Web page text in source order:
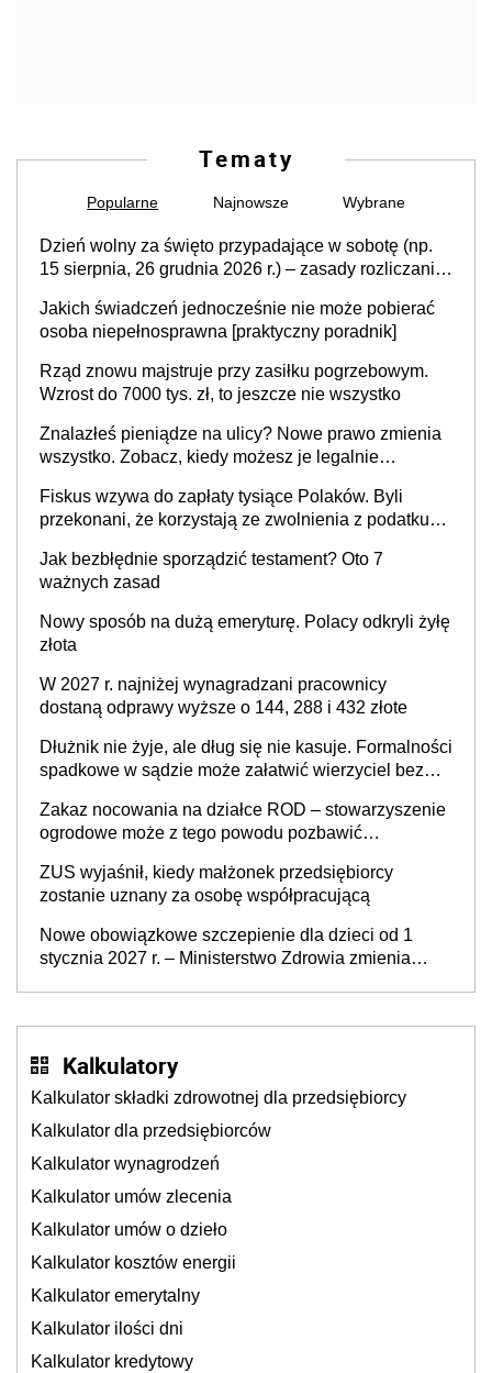
Tematy
Popularne Najnowsze Wybrane
Dzień wolny za święto przypadające w sobotę (np.
15 sierpnia, 26 grudnia 2026 r.) – zasady rozliczania
i administracja publiczna), najczęstsze pytania
Jakich świadczeń jednocześnie nie może pobierać
osoba niepełnosprawna [praktyczny poradnik]
Rząd znowu majstruje przy zasiłku pogrzebowym.
Wzrost do 7000 tys. zł, to jeszcze nie wszystko
Znalazłeś pieniądze na ulicy? Nowe prawo zmienia
wszystko. Zobacz, kiedy możesz je legalnie
Fiskus wzywa do zapłaty tysiące Polaków. Byli
przekonani, że korzystają ze zwolnienia z podatku
Jak bezbłędnie sporządzić testament? Oto 7
ważnych zasad
Nowy sposób na dużą emeryturę. Polacy odkryli żyłę
złota
W 2027 r. najniżej wynagradzani pracownicy
dostaną odprawy wyższe o 144, 288 i 432 złote
Dłużnik nie żyje, ale dług się nie kasuje. Formalności
spadkowe w sądzie może załatwić wierzyciel bez
Zakaz nocowania na działce ROD – stowarzyszenie
ogrodowe może z tego powodu pozbawić
dzierżawę)?
ZUS wyjaśnił, kiedy małżonek przedsiębiorcy
zostanie uznany za osobę współpracującą
Nowe obowiązkowe szczepienie dla dzieci od 1
stycznia 2027 r. – Ministerstwo Zdrowia zmienia
Kalkulatory
Kalkulator składki zdrowotnej dla przedsiębiorcy
Kalkulator dla przedsiębiorców
Kalkulator wynagrodzeń
Kalkulator umów zlecenia
Kalkulator umów o dzieło
Kalkulator kosztów energii
Kalkulator emerytalny
Kalkulator ilości dni
Kalkulator kredytowy